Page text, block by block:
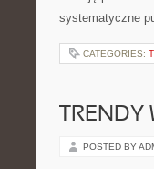
systematyczne
CATEGORIES:
POSTED BY